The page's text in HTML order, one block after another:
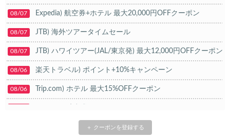
08/07 Expedia) 航空券+ホテル 最大20,000円OFFクーポン
08/07 JTB) 海外ツアータイムセール
08/07 JTB) ハワイツアー(JAL/東京発) 最大12,000円OFFクーポン
08/06 楽天トラベル) ポイント+10%キャンペーン
08/06 Trip.com) ホテル 最大15%OFFクーポン
楽天トラベル) 海外ツアー 最大20,000円OFFクーポン
＋ クーポンを登録する